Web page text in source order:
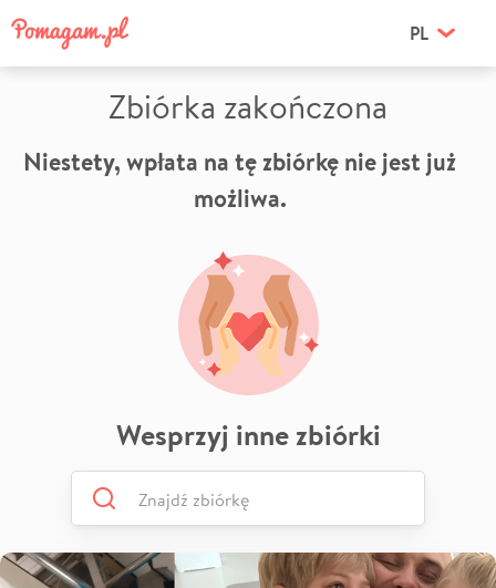
PL
Zbiórka zakończona
Niestety, wpłata na tę zbiórkę nie jest już
możliwa.
Wesprzyj inne zbiórki